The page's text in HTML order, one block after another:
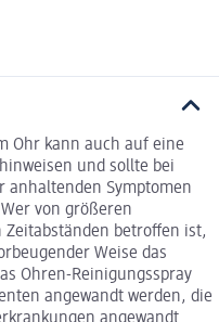
Ohr kann auch auf eine
und sollte bei
anhaltenden Symptomen
von größeren
betroffen ist,
Weise das
Ohren-Reinigungsspray
angewandt werden, die